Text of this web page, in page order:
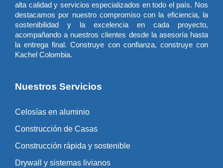
alta calidad y servicios especializados en todo el país. Nos
destacamos por nuestro compromiso con la eficiencia, la
sostenibilidad y la excelencia en cada proyecto,
acompañando a nuestros clientes desde la asesoría hasta
la entrega final. Construye con confianza, construye con
Kachel Colombia.
Nuestros Servicios
Celosías en aluminio
Construcción de Casas
Construcción rápida y sostenible
Drywall y sistemas livianos